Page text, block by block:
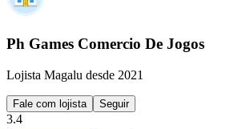
Ph Games Comercio De Jogos
Lojista Magalu desde 2021
Fale com lojista Seguir
3.4